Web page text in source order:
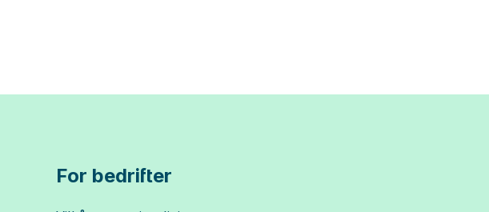
For bedrifter